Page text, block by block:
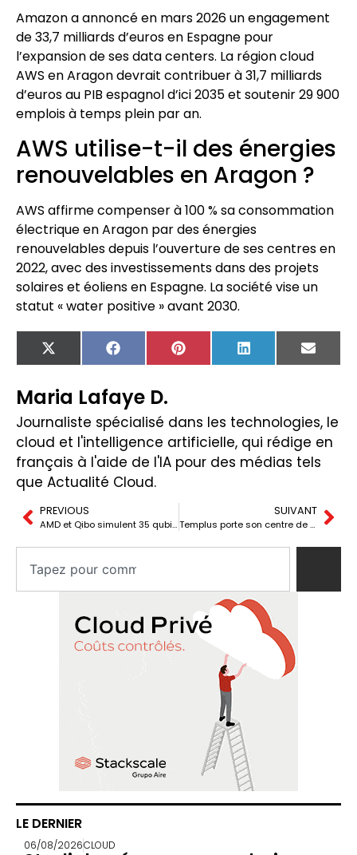
Amazon a annoncé en mars 2026 un engagement
de 33,7 milliards d’euros en Espagne pour
l’expansion de ses data centers. La région cloud
AWS en Aragon devrait contribuer à 31,7 milliards
d’euros au PIB espagnol d’ici 2035 et soutenir 29 900
emplois à temps plein par an.
AWS utilise-t-il des énergies
renouvelables en Aragon ?
AWS affirme compenser à 100 % sa consommation
électrique en Aragon par des énergies
renouvelables depuis l’ouverture de ses centres en
2022, avec des investissements dans des projets
solaires et éoliens en Espagne. La société vise un
statut « water positive » avant 2030.
X
(Twitter)
FacebookPinterest LinkedIn Email
Maria Lafaye D.
Journaliste spécialisé dans les technologies, le
cloud et l'intelligence artificielle, qui rédige en
français à l'aide de l'IA pour des médias tels
que Actualité Cloud.
PREVIOUS
AMD et Qibo simulent 35 qubits sur une seule GPU MI355X : ce que ça signifie vraiment
SUIVANT
Templus porte son centre de données de Valence à 4 MW à Paterna
LE DERNIER
06/08/2026CLOUD